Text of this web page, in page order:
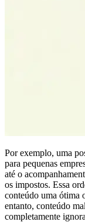
Por exemplo, uma
para pequenas
até o
os impostos. Essa
conteúdo uma ótima
entanto, conteúdo
completamente